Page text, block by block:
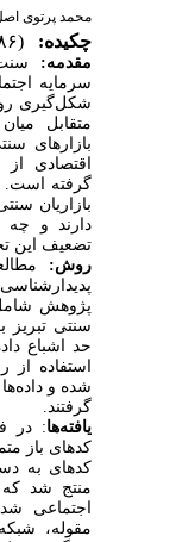
محمد پرتوی
چکیده: (۱۰۸۶ مشاهده)
مقدمه:
سرمایه
شکل‌گیری
متقابل
بازارهای
اقتصادی
گرفته
بازاریان
دارند و
تضعیف این
روش:
سنتی تبریز
حد اشباع
استفاده از
شده و
گرفتند.
یافته‌ها: در
کدهای باز